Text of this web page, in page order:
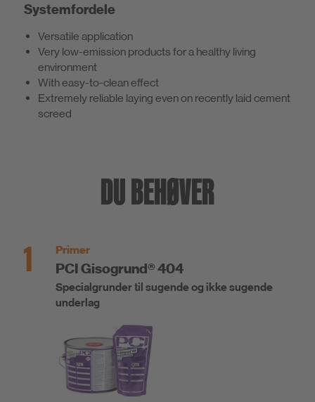
Systemfordele
Versatile application
Very low-emission products for a healthy living
environment
With easy-to-clean effect
Extremely reliable laying even on recently laid cement
screed
DU BEHØVER
1 Primer
PCI Gisogrund® 404
Specialgrunder til sugende og ikke sugende
underlag